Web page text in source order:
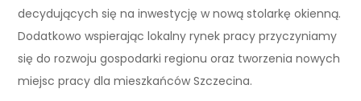
decydujących się na inwestycję w nową stolarkę okienną.
Dodatkowo wspierając lokalny rynek pracy przyczyniamy
się do rozwoju gospodarki regionu oraz tworzenia nowych
miejsc pracy dla mieszkańców Szczecina.